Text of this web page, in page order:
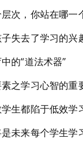
次，你站在哪
失去了学习的兴
的“道法术器”
之学习心智的重
生都陷于低效学
未来每个学生学